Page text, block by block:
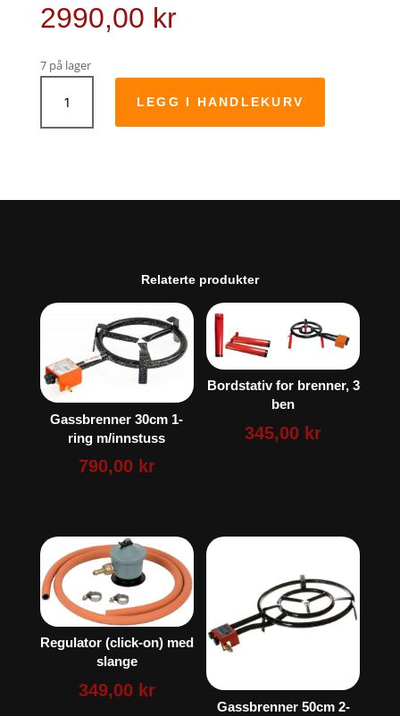
2990,00 kr
7 på lager
Gassbrenner
70cm
3
LEGG I HANDLEKURV
Relaterte produkter
Gassbrenner 30cm 1-
ring m/innstuss
790,00 kr
Bordstativ for brenner, 3
ben
345,00 kr
Regulator (click-on) med
slange
349,00 kr
Gassbrenner 50cm 2-